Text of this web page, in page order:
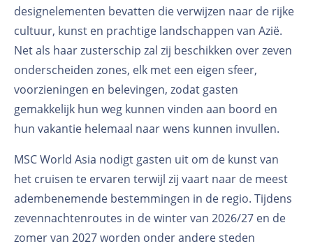
designelementen bevatten die verwijzen naar de rijke
cultuur, kunst en prachtige landschappen van Azië.
Net als haar zusterschip zal zij beschikken over zeven
onderscheiden zones, elk met een eigen sfeer,
voorzieningen en belevingen, zodat gasten
gemakkelijk hun weg kunnen vinden aan boord en
hun vakantie helemaal naar wens kunnen invullen.
MSC World Asia nodigt gasten uit om de kunst van
het cruisen te ervaren terwijl zij vaart naar de meest
adembenemende bestemmingen in de regio. Tijdens
zevennachtenroutes in de winter van 2026/27 en de
zomer van 2027 worden onder andere steden